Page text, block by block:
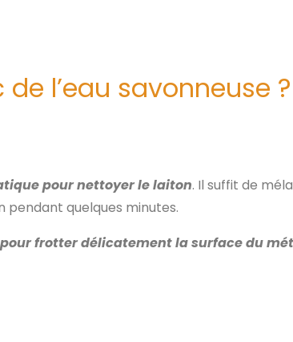
l’eau savonneuse ?
pour nettoyer le laiton. Il suffit de
pendant quelques minutes.
frotter délicatement la surface du